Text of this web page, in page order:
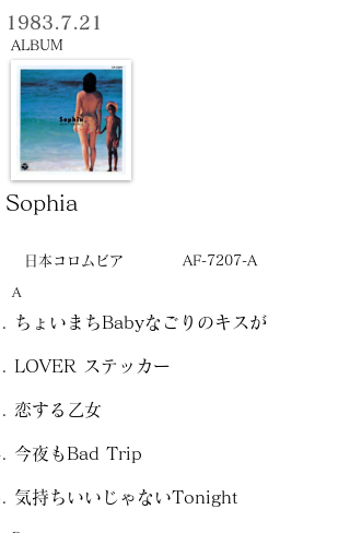
Sophia
1983.7.21
ALBUM
日本コロムビア AF-7207-A
A
ちょいまちBabyなごりのキスが
LOVER ステッカー
恋する乙女
今夜もBad Trip
気持ちいいじゃないTonight